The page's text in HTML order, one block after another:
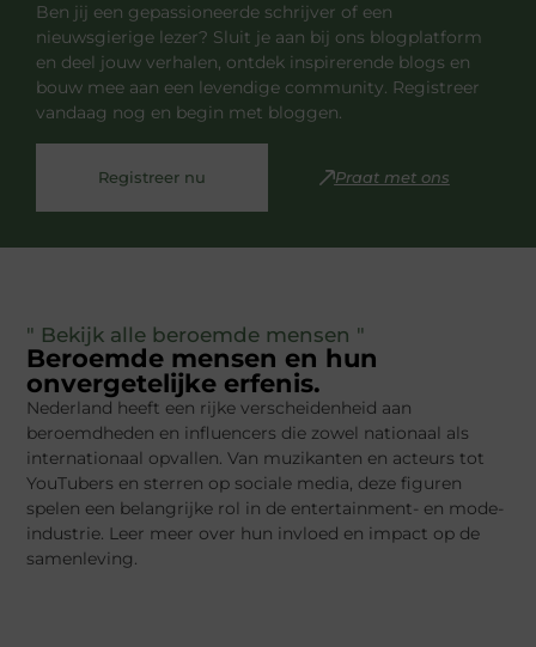
Ben jij een gepassioneerde schrijver of een
nieuwsgierige lezer? Sluit je aan bij ons blogplatform
en deel jouw verhalen, ontdek inspirerende blogs en
bouw mee aan een levendige community. Registreer
vandaag nog en begin met bloggen.
Registreer nu Praat met ons
" Bekijk alle beroemde mensen "
Beroemde mensen en hun
onvergetelijke erfenis.
Nederland heeft een rijke verscheidenheid aan
beroemdheden en influencers die zowel nationaal als
internationaal opvallen. Van muzikanten en acteurs tot
YouTubers en sterren op sociale media, deze figuren
spelen een belangrijke rol in de entertainment- en mode-
industrie. Leer meer over hun invloed en impact op de
samenleving.